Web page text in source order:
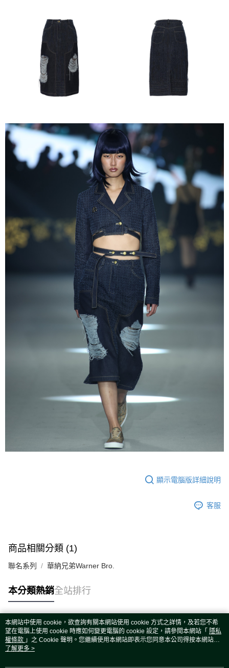
每筆NT$120，滿NT$5,000(含以上)免運費
顯示電腦版詳細說明
客服
商品相關分類 (1)
聯名系列 華納兄弟Warner Bro.
本分類熱銷全站排行
熱門標籤
本網站中使用 cookie，欲查詢有關本網站使用 cookie 方式之詳情，及若您不希
望在電腦上使用 cookie 時應如何變更電腦的 cookie 設定，請參閱本網站「 隱私
權條款 」之 Cookie 聲明。您繼續使用本網站即表示您同意本公司得按本網站使
用條款之 Cookie 聲明使用 cookie。
了解更多 >